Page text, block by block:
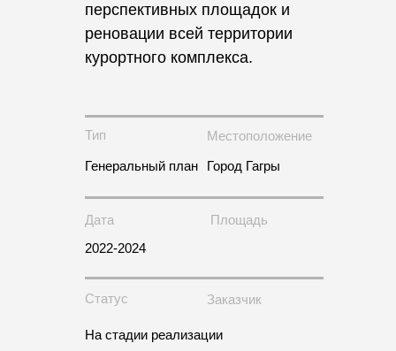
перспективных площадок и
реновации всей территории
курортного комплекса.
Тип
Площадь
Генеральный план
Дата
Местоположение
2022-2024
Город Гагры
Статус
На стадии реализации
Заказчик